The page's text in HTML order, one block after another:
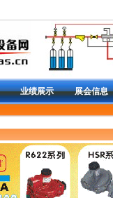
业绩展示 展会信息